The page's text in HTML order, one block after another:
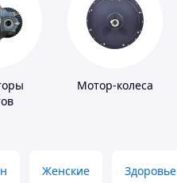
Мотор-колеса
Женские Здоровье